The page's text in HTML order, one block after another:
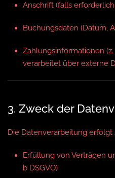
Anschrift (falls
Buchungsdaten (Datum,
Zahlungsinformationen (z.
verarbeitet über externe
3. Zweck der
Die Datenverarbeitung erfolgt
Erfüllung von Verträgen
b DSGVO)